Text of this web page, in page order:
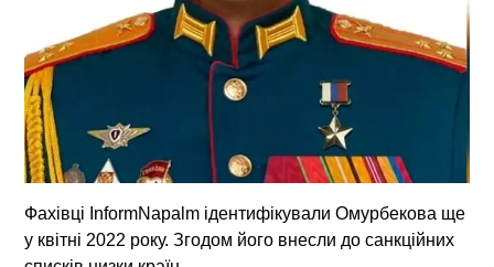
Фахівці InformNapalm ідентифікували Омурбекова ще
у квітні 2022 року. Згодом його внесли до санкційних